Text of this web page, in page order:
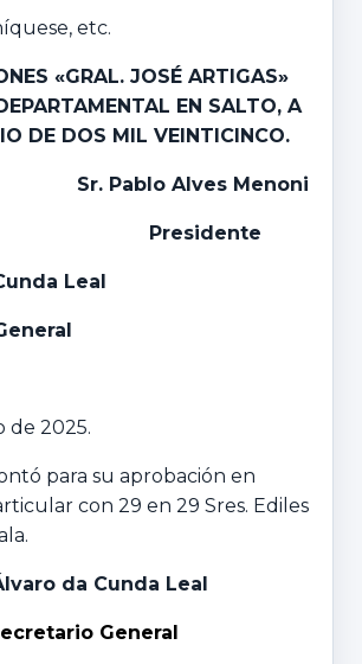
etc.
«GRAL. JOSÉ ARTIGAS»
EN SALTO, A
DE DOS MIL VEINTICINCO.
Sr. Pablo Alves Menoni
Presidente
Leal
de 2025.
para su aprobación en
con 29 en 29 Sres. Ediles
da Cunda Leal
General